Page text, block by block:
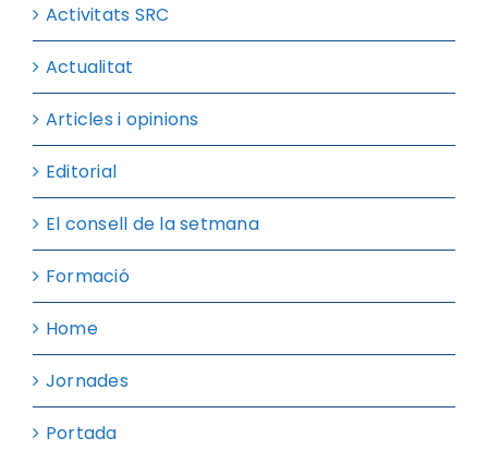
Activitats SRC
Actualitat
Articles i opinions
Editorial
El consell de la setmana
Formació
Home
Jornades
Portada